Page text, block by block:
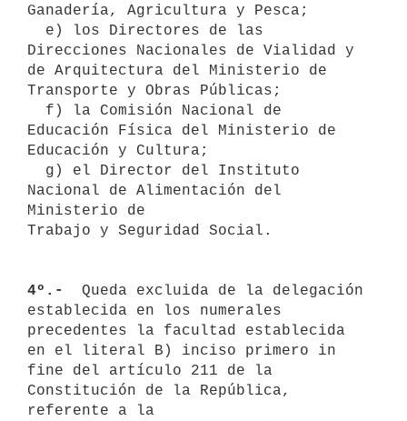
Ganadería, Agricultura y Pesca;
Direcciones Nacionales de Vialidad y
de Arquitectura del Ministerio de
Transporte y Obras Públicas;
Educación Física del Ministerio de
Educación y Cultura;
Nacional de Alimentación del
Ministerio de
Trabajo y Seguridad Social.
4º.-
Queda excluida de la delegación
establecida en los numerales
precedentes la facultad establecida
en el literal B) inciso primero in
fine del artículo 211 de la
Constitución de la República,
referente a la